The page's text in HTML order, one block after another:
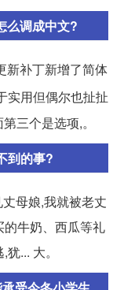
么调成中文?
新补丁新增了简体
实用但偶尔也扯扯
三个是选项,。
到的事?
母娘,我就被老丈
的牛奶、西瓜等礼
... 大。